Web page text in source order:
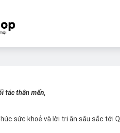
tác thân mến,
sức khoẻ và lời tri ân sâu sắc